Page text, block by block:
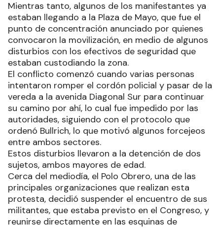
Mientras tanto, algunos de los manifestantes ya
estaban llegando a la Plaza de Mayo, que fue el
punto de concentración anunciado por quienes
convocaron la movilización, en medio de algunos
disturbios con los efectivos de seguridad que
estaban custodiando la zona.
El conflicto comenzó cuando varias personas
intentaron romper el cordón policial y pasar de la
vereda a la avenida Diagonal Sur para continuar
su camino por ahí, lo cual fue impedido por las
autoridades, siguiendo con el protocolo que
ordenó Bullrich, lo que motivó algunos forcejeos
entre ambos sectores.
Estos disturbios llevaron a la detención de dos
sujetos, ambos mayores de edad.
Cerca del mediodía, el Polo Obrero, una de las
principales organizaciones que realizan esta
protesta, decidió suspender el encuentro de sus
militantes, que estaba previsto en el Congreso, y
reunirse directamente en las esquinas de